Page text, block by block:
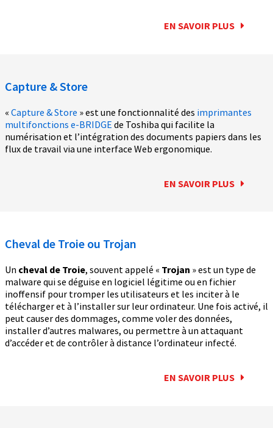
EN SAVOIR PLUS
Capture & Store
« Capture & Store » est une fonctionnalité des imprimantes
multifonctions e-BRIDGE de Toshiba qui facilite la
numérisation et l’intégration des documents papiers dans les
flux de travail via une interface Web ergonomique.
EN SAVOIR PLUS
Cheval de Troie ou Trojan
Un cheval de Troie, souvent appelé « Trojan » est un type de
malware qui se déguise en logiciel légitime ou en fichier
inoffensif pour tromper les utilisateurs et les inciter à le
télécharger et à l’installer sur leur ordinateur. Une fois activé, il
peut causer des dommages, comme voler des données,
installer d’autres malwares, ou permettre à un attaquant
d’accéder et de contrôler à distance l’ordinateur infecté.
EN SAVOIR PLUS